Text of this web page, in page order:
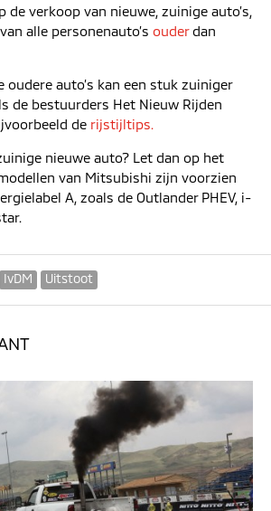
verkoop van nieuwe, zuinige auto’s,
alle personenauto’s ouderdan
oudere auto’s kan een stuk zuiniger
de bestuurders Het Nieuw Rijden
de rijstijltips.
nieuwe auto? Let dan op het
van Mitsubishi zijn voorzien
A, zoals de Outlander PHEV, i-
IvDM Uitstoot